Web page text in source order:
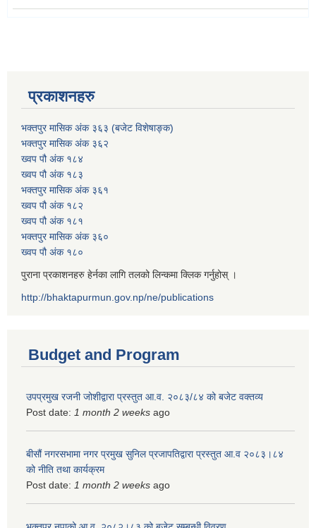
प्रकाशनहरु
भक्तपुर मासिक अंक ३६३ (बजेट विशेषाङ्क)
भक्तपुर मासिक अंक ३६२
ख्वप पौ अंक १८४
ख्वप पौ अंक १८३
भक्तपुर मासिक अंक ३६१
ख्वप पौ अंक १८२
ख्वप पौ अंक १८१
भक्तपुर मासिक अंक ३६०
ख्वप पौ अंक १८०
पुराना प्रकाशनहरु हेर्नका लागि तलको लिन्कमा क्लिक गर्नुहोस् ।
http://bhaktapurmun.gov.np/ne/publications
Budget and Program
उपप्रमुख रजनी जोशीद्वारा प्रस्तुत आ.व. २०८३/८४ को बजेट वक्तव्य
Post date: 1 month 2 weeks ago
बीसौं नगरसभामा नगर प्रमुख सुनिल प्रजापतिद्वारा प्रस्तुत आ.व‍ २०८३।८४
को नीति तथा कार्यक्रम
Post date: 1 month 2 weeks ago